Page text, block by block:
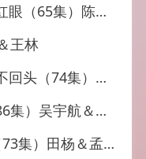
）陈恩睫&周笑一
王林
）王璐＆程七月
吴宇航＆王熳熳
集）田杨＆孟璐